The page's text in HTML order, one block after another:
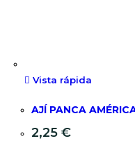
Vista rápida
AJÍ PANCA
2,25 €